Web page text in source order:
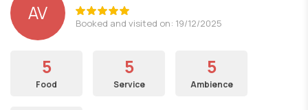
AV Booked and visited on: 19/12/2025
5
Food
5
Service
5
Ambience